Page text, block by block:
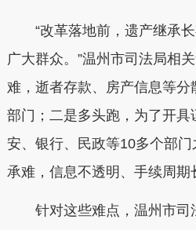
“改革落地前，遗产继承长
广大群众。”温州市司法局相
难，逝者存款、房产信息等分
部门；二是多头跑，为了开具
安、银行、民政等10多个部
承难，信息不透明、手续周期
针对这些难点，温州市司